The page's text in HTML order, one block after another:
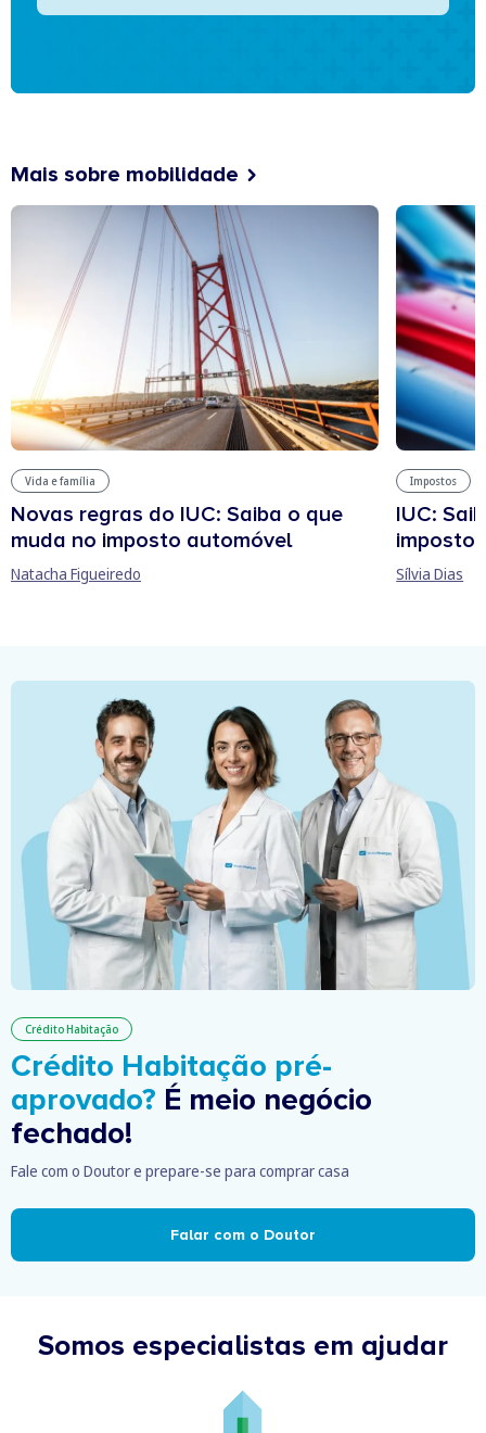
Mais sobre mobilidade
Vida e família
Novas regras do IUC: Saiba o que
muda no imposto automóvel
Natacha Figueiredo
Impostos
IUC:
imposto
Sílvia Dias
Crédito Habitação
Crédito Habitação pré-
aprovado? É meio negócio
fechado!
Fale com o Doutor e prepare-se para comprar casa
Falar com o Doutor
Somos especialistas em ajudar